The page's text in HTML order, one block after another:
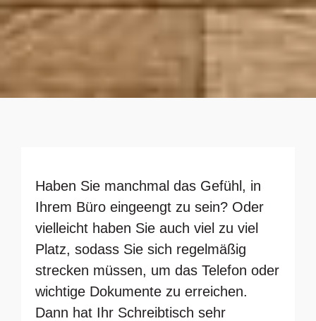
Haben Sie manchmal das Gefühl, in
Ihrem Büro eingeengt zu sein? Oder
vielleicht haben Sie auch viel zu viel
Platz, sodass Sie sich regelmäßig
strecken müssen, um das Telefon oder
wichtige Dokumente zu erreichen.
Dann hat Ihr Schreibtisch sehr